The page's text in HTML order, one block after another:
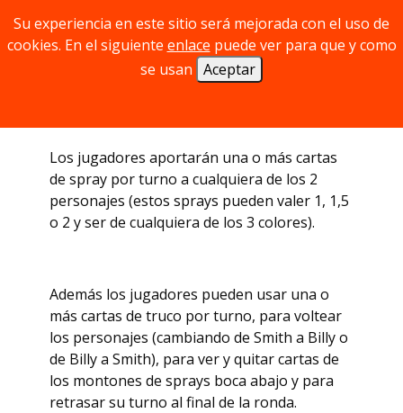
que use menos botes podrá pintar en la
pared que esté patrullando. En el caso de
Billy "El niño pandillero", este hará los
grafitis para la banda que más sprays le de.
Los jugadores aportarán una o más cartas
de spray por turno a cualquiera de los 2
personajes (estos sprays pueden valer 1, 1,5
o 2 y ser de cualquiera de los 3 colores).
Además los jugadores pueden usar una o
más cartas de truco por turno, para voltear
los personajes (cambiando de Smith a Billy o
de Billy a Smith), para ver y quitar cartas de
los montones de sprays boca abajo y para
retrasar su turno al final de la ronda.
Su experiencia en este sitio será mejorada con el uso de
cookies. En el siguiente enlace puede ver para que y como
se usan Aceptar